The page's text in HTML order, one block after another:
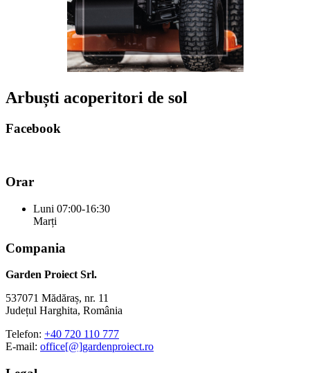
Arbuști acoperitori de sol
Facebook
Orar
Luni 07:00-16:30
Marți
Compania
Garden Proiect Srl.
537071 Mădăraș, nr. 11
Județul Harghita, România
Telefon: +40 720 110 777
E-mail: office[@]gardenproiect.ro